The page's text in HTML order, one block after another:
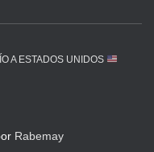
A ESTADOS UNIDOS
Rabemay